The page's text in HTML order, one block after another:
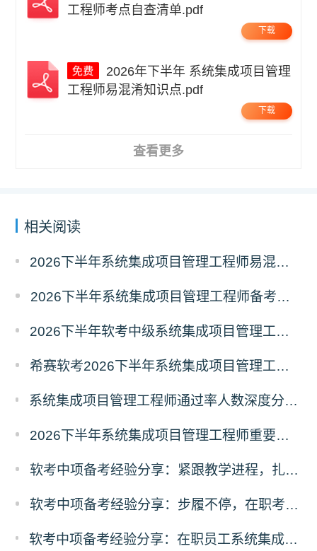
工程师考点自查清单.pdf
下载
工程师易混淆知识点.pdf
下载
查看更多
相关阅读
2026下半年系统集成项目管理工程师易混淆知识点资料
2026下半年系统集成项目管理工程师备考三色笔记
2026下半年软考中级系统集成项目管理工程师备考经典100题
希赛软考2026下半年系统集成项目管理工程师入学摸底测试卷
系统集成项目管理工程师通过率人数深度分析：2511vs2605考期各地数据对比
2026下半年系统集成项目管理工程师重要知识点100条
软考中项备考经验分享：紧跟教学进程，扎实基础原理
软考中项备考经验分享：步履不停，在职考生如愿通关系统集成
软考中项备考经验分享：在职员工系统集成项目管理工程师一次性通关全攻略